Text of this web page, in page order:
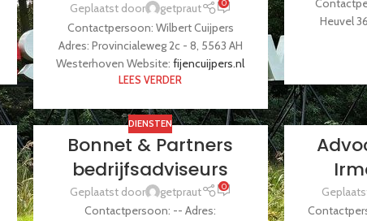
Geplaatst door getpraut 0
Contactpersoon: Wilbert Cuijpers
Adres: Provincialeweg 2c - 8, 5563 AH
Westerhoven Website:fijencuijpers.nl
LEES VERDER
Heuvel
DIENSTEN
Bonnet & Partners
bedrijfsadviseurs
Geplaatst door getpraut 0
Contactpersoon: -- Adres: